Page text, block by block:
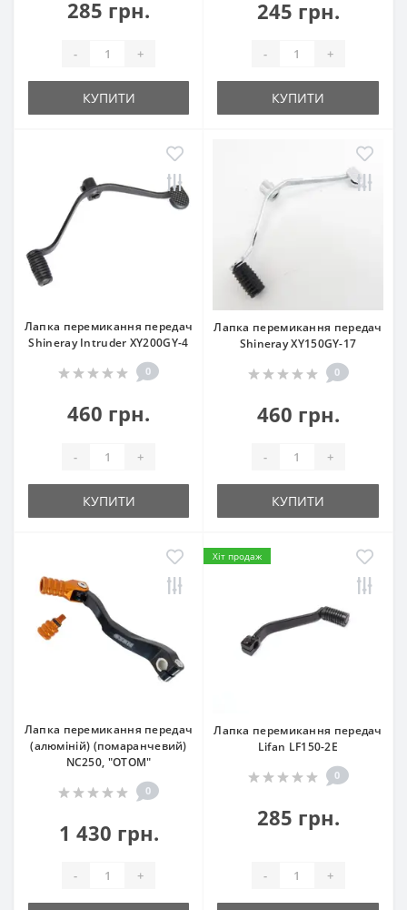
285 грн.
- +
КУПИТИ
245 грн.
- +
КУПИТИ
Лапка перемикання передач
Shineray Intruder XY200GY-4
0
460 грн.
- +
КУПИТИ
Лапка перемикання передач
Shineray XY150GY-17
0
460 грн.
- +
КУПИТИ
Лапка перемикання передач
(алюміній) (помаранчевий)
NC250, "OTOM"
0
1 430 грн.
- +
Хіт продаж
Лапка перемикання передач
Lifan LF150-2E
0
285 грн.
- +